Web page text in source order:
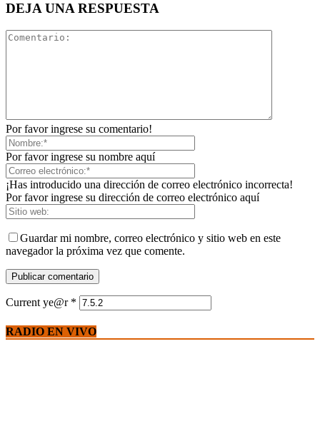
DEJA UNA RESPUESTA
Por favor ingrese su comentario!
Por favor ingrese su nombre aquí
¡Has introducido una dirección de correo electrónico incorrecta!
Por favor ingrese su dirección de correo electrónico aquí
Guardar mi nombre, correo electrónico y sitio web en este
navegador la próxima vez que comente.
Current ye@r *
RADIO EN VIVO